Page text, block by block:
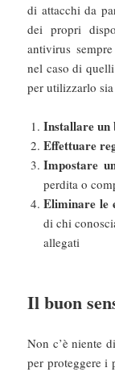
di attacchi da
dei propri
antivirus
nel caso di
per utilizzarlo
Installare un
Effettuare
Impostare
perdita o
Eliminare le
di chi
allegati
Il buon
Non c’è niente
per proteggere i